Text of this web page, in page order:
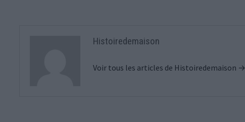
Histoiredemaison
Voir tous les articles de Histoiredemaison →